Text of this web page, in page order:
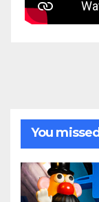
You missed